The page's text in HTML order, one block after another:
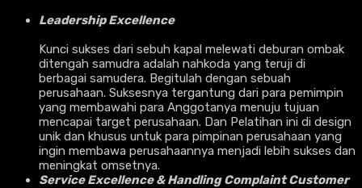
Leadership Excellence
Kunci sukses dari sebuh kapal melewati deburan ombak
ditengah samudra adalah nahkoda yang teruji di
berbagai samudera. Begitulah dengan sebuah
perusahaan. Suksesnya tergantung dari para pemimpin
yang membawahi para Anggotanya menuju tujuan
mencapai target perusahaan. Dan Pelatihan ini di design
unik dan khusus untuk para pimpinan perusahaan yang
ingin membawa perusahaannya menjadi lebih sukses dan
meningkat omsetnya.
Service Excellence & Handling Complaint Customer